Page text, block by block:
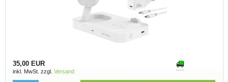
35,00 EUR
inkl. MwSt. zzgl. Versand